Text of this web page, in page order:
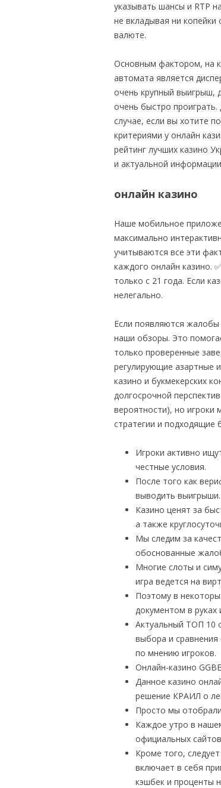
указывать шансы и RTP
не вкладывая ни
валюте.
Основным фактором, на
автомата является
очень крупный выигрыш,
очень быстро
случае, если вы хотите
критериями у онлайн
рейтинг лучших казино
и актуальной
онлайн казино
Наше мобильное
максимально
учитываются все эти
каждого онлайн казино.
только с 21 года. Если
нелегально.
Если появляются
наши обзоры. Это
только проверенные
регулирующие азартные
казино и букмекерских
долгосрочной
вероятности), но игроки
стратегии и подходящие
Игроки активно
честные условия.
После того как
выводить выигрыши.
Казино ценят за
а также
Мы следим за
обоснованные
Многие слоты и
игра ведется на
Поэтому в
документом в
Актуальный ТОП 10
выбора и сравнения
по мнению игроков.
Онлайн-казино
Данное казино
решение КРАИЛ о
Просто мы
Каждое утро в
официальных
Кроме того,
включает в себя
кэшбек и проценты